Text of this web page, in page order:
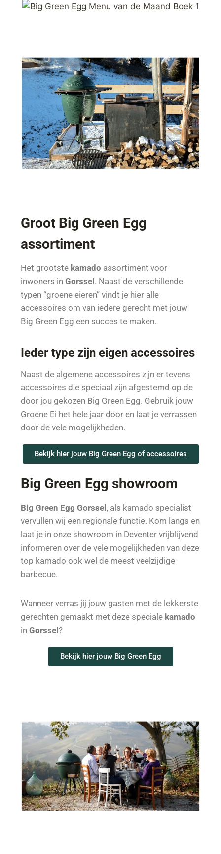
Groot Big Green Egg
assortiment
Het grootste kamado assortiment voor
inwoners in Gorssel. Naast de verschillende
typen “groene eieren” vindt je hier alle
accessoires om van iedere gerecht met jouw
Big Green Egg een succes te maken.
Ieder type zijn eigen accessoires
Naast de algemene accessoires zijn er tevens
accessoires die speciaal zijn afgestemd op de
door jou gekozen Big Green Egg. Gebruik jouw
Groene Ei het hele jaar door en laat je verrassen
door de vele mogelijkheden.
Bekijk hier jouw Big Green Egg of accessoires
Big Green Egg showroom
Big Green Egg Gorssel, als kamado specialist
vervullen wij een regionale functie. Kom langs en
laat je in onze showroom in Deventer vrijblijvend
informeren over de vele mogelijkheden van deze
top kamado ook wel de meest veelzijdige
barbecue.
Wanneer verras jij jouw gasten met de lekkerste
gerechten gemaakt met deze speciale kamado
in Gorssel?
Bekijk hier jouw Big Green Egg